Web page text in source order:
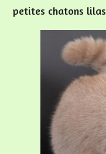
petites chatons lilas